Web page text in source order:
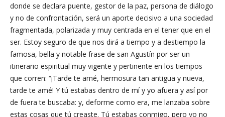
donde se declara puente, gestor de la paz, persona de diálogo
y no de confrontación, será un aporte decisivo a una sociedad
fragmentada, polarizada y muy centrada en el tener que en el
ser. Estoy seguro de que nos dirá a tiempo y a destiempo la
famosa, bella y notable frase de san Agustín por ser un
itinerario espiritual muy vigente y pertinente en los tiempos
que corren: “¡Tarde te amé, hermosura tan antigua y nueva,
tarde te amé! Y tú estabas dentro de mí y yo afuera y así por
de fuera te buscaba: y, deforme como era, me lanzaba sobre
estas cosas que tú creaste. Tú estabas conmigo, pero yo no